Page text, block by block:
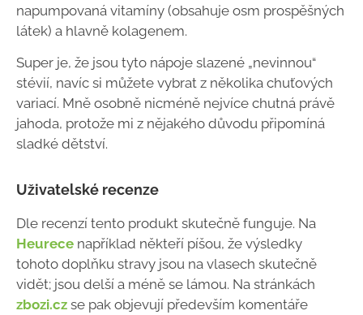
napumpovaná vitamíny (obsahuje osm prospěšných
látek) a hlavně kolagenem.
Super je, že jsou tyto nápoje slazené „nevinnou“
stévií, navíc si můžete vybrat z několika chuťových
variací. Mně osobně nicméně nejvíce chutná právě
jahoda, protože mi z nějakého důvodu připomíná
sladké dětství.
Uživatelské recenze
Dle recenzí tento produkt skutečně funguje. Na
Heurece například někteří píšou, že výsledky
tohoto doplňku stravy jsou na vlasech skutečně
vidět; jsou delší a méně se lámou. Na stránkách
zbozi.cz se pak objevují především komentáře